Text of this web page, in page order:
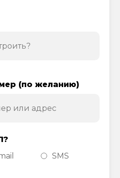
(по желанию)
SMS